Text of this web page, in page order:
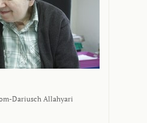
Dariusch Allahyari